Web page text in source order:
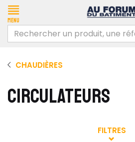
Menu
CHAUDIÈRES
CIRCULATEURS
FILTRES